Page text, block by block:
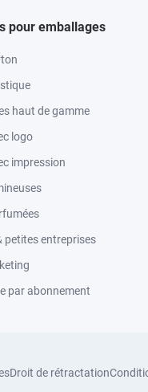
pour emballages
haut de gamme
logo
impression
petites entreprises
par abonnement
Droit de rétractation